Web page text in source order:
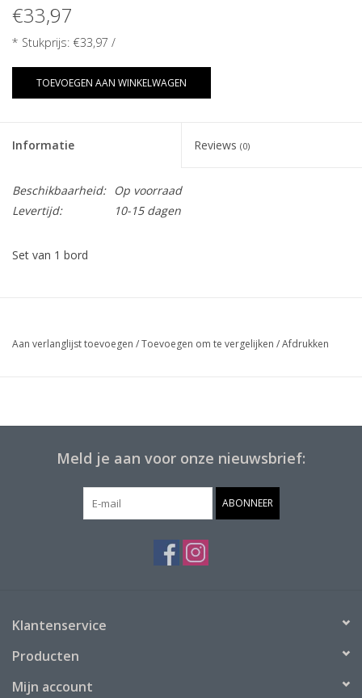
€33,97
* Stukprijs: €33,97 /
TOEVOEGEN AAN WINKELWAGEN
Informatie Reviews (0)
Beschikbaarheid:
Op voorraad
Levertijd:
10-15 dagen
Set van 1 bord
Aan verlanglijst toevoegen /Toevoegen om te vergelijken /Afdrukken
Meld je aan voor onze nieuwsbrief:
ABONNEER
Klantenservice
Producten
Mijn account